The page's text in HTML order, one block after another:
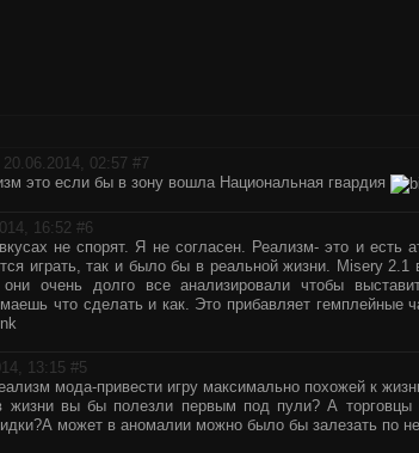
20.06.2014, 02:57 #7
это если бы в зону вошла Национальная гвардия
16:52 #6
не спорят. Я не согласен. Реализм- это и есть
играть, так и было бы в реальной жизни. Misery
очень долго все анализировали чтобы
что сделать и как. Это прибавляет гемплейные
13:15 #5
мода-привести игру максимально похожей к
жизни вы бы полезли первым под пули? А
может в аномалии можно было бы залезать по